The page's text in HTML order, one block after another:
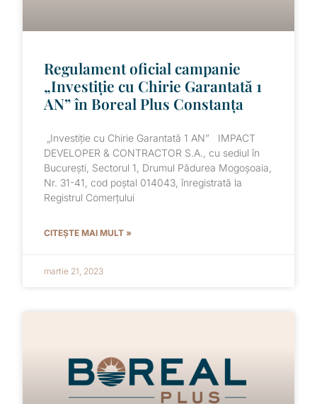
Regulament oficial campanie
„Investiție cu Chirie Garantată 1
AN” în Boreal Plus Constanța
„Investiție cu Chirie Garantată 1 AN” IMPACT
DEVELOPER & CONTRACTOR S.A., cu sediul în
București, Sectorul 1, Drumul Pădurea Mogoșoaia,
Nr. 31-41, cod poștal 014043, înregistrată la
Registrul Comerțului
CITEȘTE MAI MULT »
martie 21, 2023